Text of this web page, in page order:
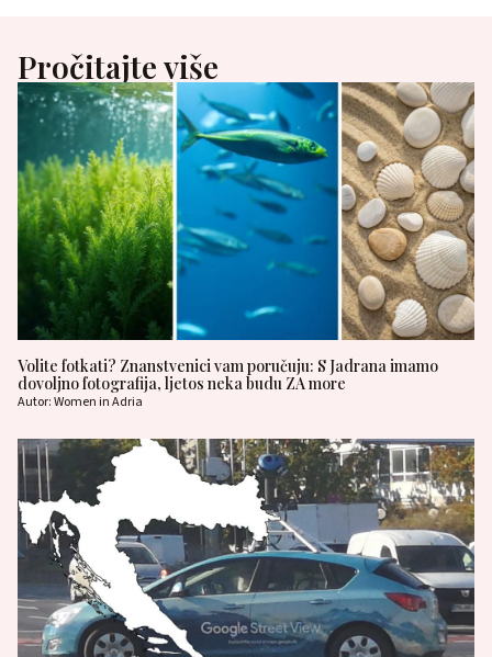
Pročitajte više
Volite fotkati? Znanstvenici vam poručuju: S Jadrana imamo
dovoljno fotografija, ljetos neka budu ZA more
Autor: Women in Adria